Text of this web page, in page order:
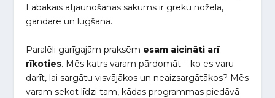
Labākais atjaunošanās sākums ir grēku nožēla,
gandare un lūgšana.
Paralēli garīgajām praksēm esam aicināti arī
rīkoties. Mēs katrs varam pārdomāt – ko es varu
darīt, lai sargātu visvājākos un neaizsargātākos? Mēs
varam sekot līdzi tam, kādas programmas piedāvā